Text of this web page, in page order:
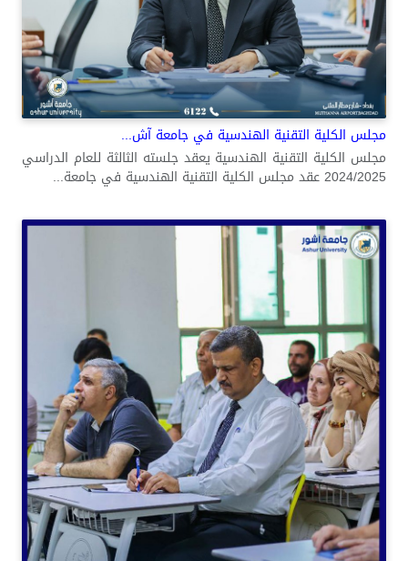
مجلس الكلية التقنية الهندسية في جامعة آش...
مجلس الكلية التقنية الهندسية يعقد جلسته الثالثة للعام الدراسي
2024/2025 عقد مجلس الكلية التقنية الهندسية في جامعة...